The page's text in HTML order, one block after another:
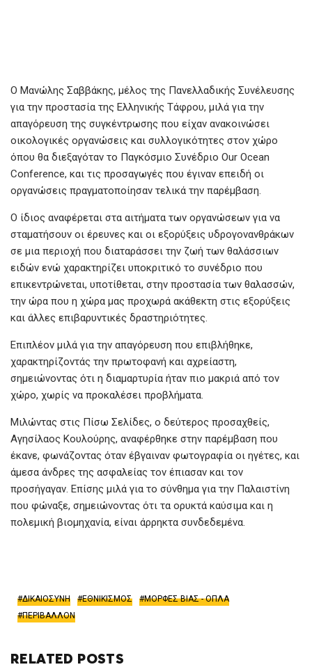
Ο Μανώλης Σαββάκης, μέλος της Πανελλαδικής Συνέλευσης
για την προστασία της Ελληνικής Τάφρου, μιλά για την
απαγόρευση της συγκέντρωσης που είχαν ανακοινώσει
οικολογικές οργανώσεις και συλλογικότητες στον χώρο
όπου θα διεξαγόταν το Παγκόσμιο Συνέδριο Our Ocean
Conference, και τις προσαγωγές που έγιναν επειδή οι
οργανώσεις πραγματοποίησαν τελικά την παρέμβαση.
Ο ίδιος αναφέρεται στα αιτήματα των οργανώσεων για να
σταματήσουν οι έρευνες και οι εξορύξεις υδρογονανθράκων
σε μια περιοχή που διαταράσσει την ζωή των θαλάσσιων
ειδών ενώ χαρακτηρίζει υποκριτικό το συνέδριο που
επικεντρώνεται, υποτίθεται, στην προστασία των θαλασσών,
την ώρα που η χώρα μας προχωρά ακάθεκτη στις εξορύξεις
και άλλες επιβαρυντικές δραστηριότητες.
Επιπλέον μιλά για την απαγόρευση που επιβλήθηκε,
χαρακτηρίζοντάς την πρωτοφανή και αχρείαστη,
σημειώνοντας ότι η διαμαρτυρία ήταν πιο μακριά από τον
χώρο, χωρίς να προκαλέσει προβλήματα.
Μιλώντας στις Πίσω Σελίδες, ο δεύτερος προσαχθείς,
Αγησίλαος Κουλούρης, αναφέρθηκε στην παρέμβαση που
έκανε, φωνάζοντας όταν έβγαιναν φωτογραφία οι ηγέτες, και
άμεσα άνδρες της ασφαλείας τον έπιασαν και τον
προσήγαγαν. Επίσης μιλά για το σύνθημα για την Παλαιστίνη
που φώναξε, σημειώνοντας ότι τα ορυκτά καύσιμα και η
πολεμική βιομηχανία, είναι άρρηκτα συνδεδεμένα.
ΔΙΚΑΙΟΣΥΝΗ ΕΘΝΙΚΙΣΜΟΣ
ΜΟΡΦΕΣ ΒΙΑΣ - ΟΠΛΑ
ΠΕΡΙΒΑΛΛΟΝ
RELATED POSTS